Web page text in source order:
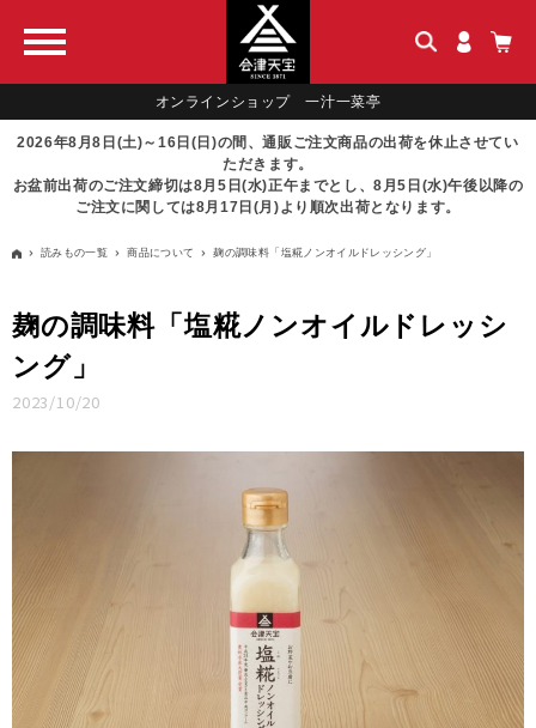
オンラインショップ 一汁一菜亭
2026年8月8日(土)～16日(日)の間、通販ご注文商品の出荷を休止させてい
ただきます。
お盆前出荷のご注文締切は8月5日(水)正午までとし、8月5日(水)午後以降の
ご注文に関しては8月17日(月)より順次出荷となります。
読みもの一覧 商品について 麹の調味料「塩糀ノンオイルドレッシング」
麹の調味料「塩糀ノンオイルドレッシ
ング」
2023/10/20